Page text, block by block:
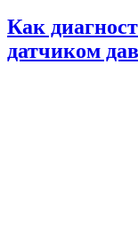
Как
датчиком